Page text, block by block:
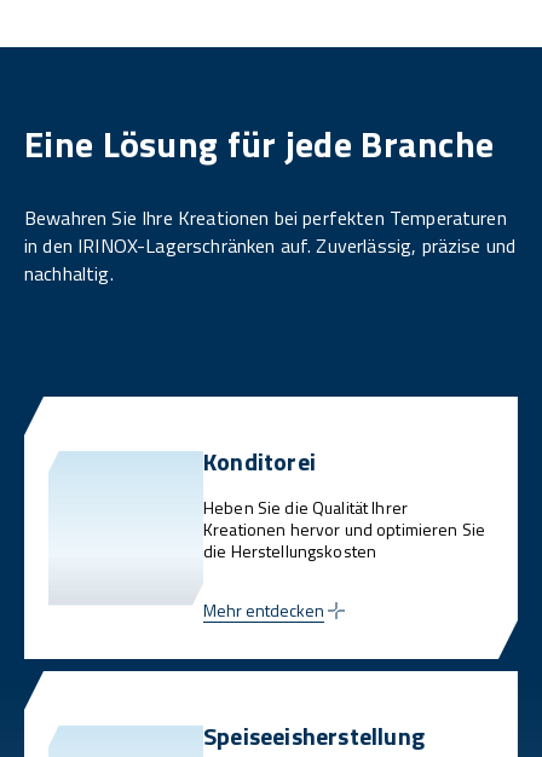
Eine Lösung für jede Branche
Bewahren Sie Ihre Kreationen bei perfekten Temperaturen
in den IRINOX-Lagerschränken auf. Zuverlässig, präzise und
nachhaltig.
Konditorei
Heben Sie die Qualität Ihrer
Kreationen hervor und optimieren Sie
die Herstellungskosten
Mehr entdecken
Speiseeisherstellung